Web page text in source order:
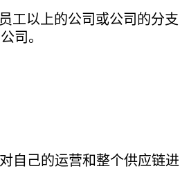
工以上的公司或公司的分支
司。
自己的运营和整个供应链进